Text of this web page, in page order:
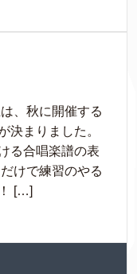
、秋に開催する
決まりました。
る合唱楽譜の表
けで練習のやる
[…]